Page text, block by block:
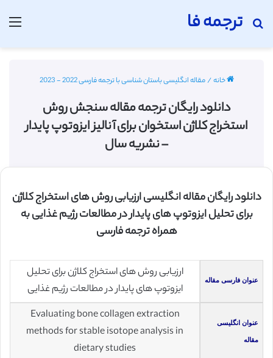
ترجمه فا
جستجو برای
خانه/مقاله انگلیسی باستان شناسی با ترجمه فارسی 2022 - 2023
دانلود رایگان ترجمه مقاله سنجش روش
استخراج کلاژن استخوان برای آنالیز ایزوتوپ پایدار
– نشریه سال
دانلود رایگان مقاله انگلیسی ارزیابی روش های استخراج کلاژن
برای تحلیل ایزوتوپ های پایدار در مطالعات رژیم غذایی به
همراه ترجمه فارسی
عنوان فارسی مقاله
ارزیابی روش های استخراج کلاژن برای تحلیل
ایزوتوپ های پایدار در مطالعات رژیم غذایی
عنوان انگلیسی
مقاله
Evaluating bone collagen extraction
methods for stable isotope analysis in
dietary studies